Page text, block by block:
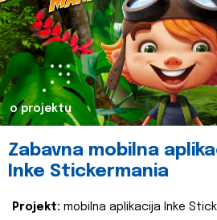
o projektu
Zabavna mobilna
Inke Stickermania
Projekt: mobilna aplikacija Inke